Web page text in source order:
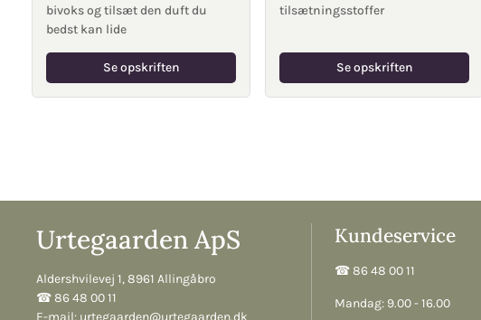
bivoks og tilsæt den duft du
bedst kan lide
Se opskriften
tilsætningsstoffer
Se opskriften
Urtegaarden ApS
Aldershvilevej 1, 8961 Allingåbro
☎︎ 86 48 00 11
E-mail: urtegaarden@urtegaarden.dk
Kundeservice
☎︎ 86 48 00 11
Mandag: 9.00 - 16.00